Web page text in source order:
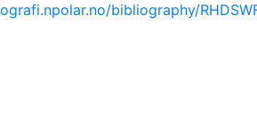
bibliography/